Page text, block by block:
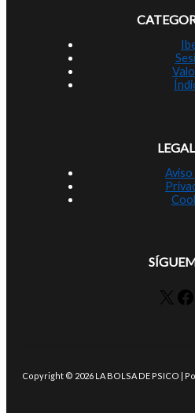
LEGAL
Aviso
X
Copyright © 2026 LA BOLSA DE PSICO |